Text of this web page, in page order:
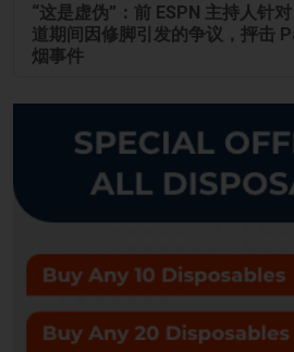
“这是虚伪”：前 ESPN 主持人针
道期间因修脚引发的争议，抨击
烟事件